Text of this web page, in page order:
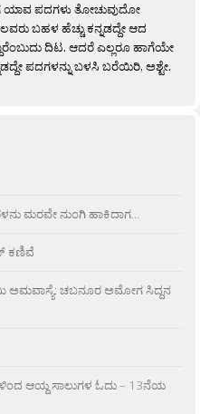
ಪದಗಳು ತೋಚುವುದೋ
ಬಹಳ ಹೆಚ್ಚು ಕನ್ನಡದ್ದೇ ಆದ
ದಿಟ. ಆದರೆ ಎಲ್ಲರೂ ಹಾಗೆಯೇ
ಪದಗಳನ್ನು ಬಳಸಿ ಬರೆಯಿರಿ, ಅಶ್ಟೇ.
ಮರವೇ ನುಂಗಿ ಹಾಕಿದಾಗ…
ಕಣಿವೆ
ಅಮವಾಸ್ಯೆ: ಚಬನೂರ ಅಮೋಗ ಸಿದ್ದನ
ಆಯ್ದ ಸಾಲುಗಳ ಓದು – 13ನೆಯ